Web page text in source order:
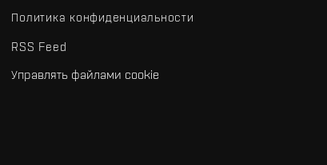
Политика конфиденциальности
RSS Feed
Управлять файлами cookie